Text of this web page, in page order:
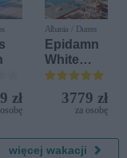
zł
Albania / Durres
Epidamn
White
Sensation
3779 zł
za osobę
więcej wakacji